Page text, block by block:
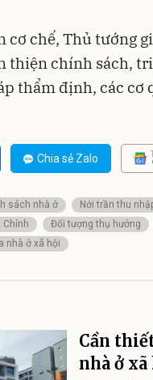
cơ chế, Thủ tướng
thiện chính sách,
thẩm định, các
Chia sẻ Zalo
sách nhà ở Nới trần thu
Chính
Đối tượng thụ hưởng
nhà ở xã hội
Cần
nhà ở xã